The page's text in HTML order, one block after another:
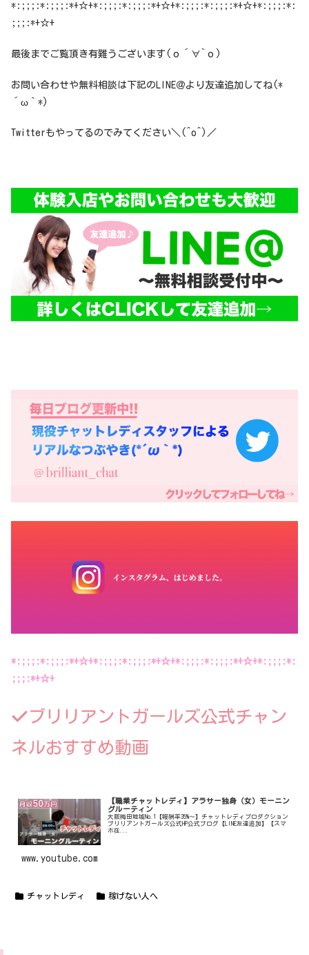
*:;;;:*:;;;:*+☆+*:;;;:*:;;;:*+☆+*:;;;:*:;;;:*+☆+*:;;;:*:
;;;:*+☆+
最後までご覧頂き有難うございます(о´∀`о)
お問い合わせや無料相談は下記のLINE＠より友達追加してね(*
´ω｀*)
Twitterもやってるのでみてください＼(^o^)／
*:;;;:*:;;;:*+☆+*:;;;:*:;;;:*+☆+*:;;;:*:;;;:*+☆+*:;;;:*:
;;;:*+☆+
ブリリアントガールズ公式チャン
ネルおすすめ動画
【職業チャットレディ】アラサー独身（女）モーニン
グルーティン
大阪梅田地域No.1【報酬率35%〜】チャットレディプロダクション
ブリリアントガールズ公式HP公式ブログ【LINE友達追加】【スマ
ホ在...
www.youtube.com
チャットレディ 稼げない人へ